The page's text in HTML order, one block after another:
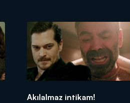
Akılalmaz intikam!